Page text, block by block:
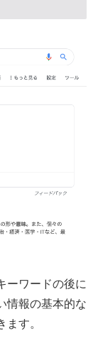
ーワードの後に
情報の基本的な
す。